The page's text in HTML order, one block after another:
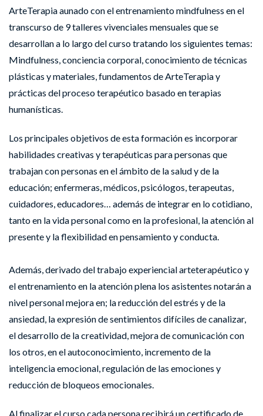
ArteTerapia aunado con el entrenamiento mindfulness en el
transcurso de 9 talleres vivenciales mensuales que se
desarrollan a lo largo del curso tratando los siguientes temas:
Mindfulness, conciencia corporal, conocimiento de técnicas
plásticas y materiales, fundamentos de ArteTerapia y
prácticas del proceso terapéutico basado en terapias
humanísticas.
Los principales objetivos de esta formación es incorporar
habilidades creativas y terapéuticas para personas que
trabajan con personas en el ámbito de la salud y de la
educación; enfermeras, médicos, psicólogos, terapeutas,
cuidadores, educadores… además de integrar en lo cotidiano,
tanto en la vida personal como en la profesional, la atención al
presente y la flexibilidad en pensamiento y conducta.
Además, derivado del trabajo experiencial arteterapéutico y
el entrenamiento en la atención plena los asistentes notarán a
nivel personal mejora en; la reducción del estrés y de la
ansiedad, la expresión de sentimientos difíciles de canalizar,
el desarrollo de la creatividad, mejora de comunicación con
los otros, en el autoconocimiento, incremento de la
inteligencia emocional, regulación de las emociones y
reducción de bloqueos emocionales.
Al finalizar el curso cada persona recibirá un certificado de